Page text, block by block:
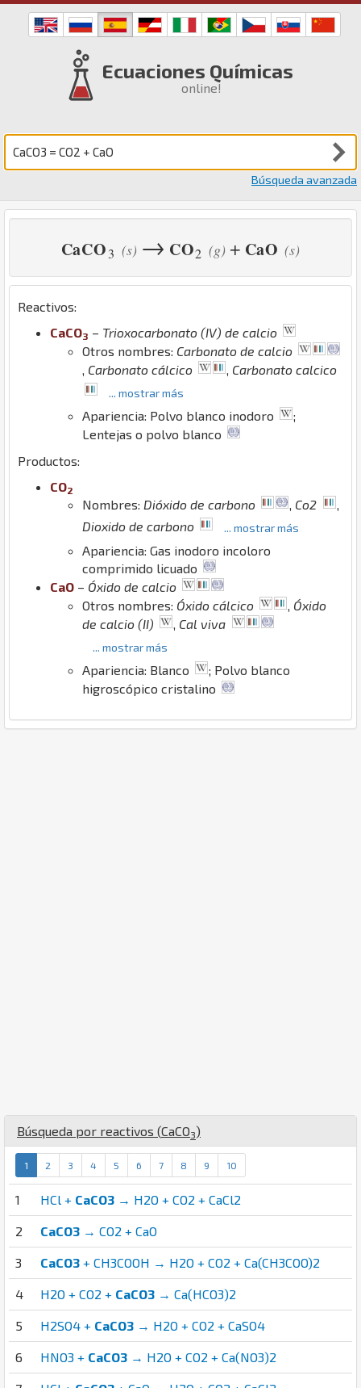
Ecuaciones Químicas
online!
Búsqueda avanzada
CaCO3 (s) → CO2 (g) + CaO (s)
Reactivos:
CaCO3 – Trioxocarbonato (IV) de calcio
Otros nombres: Carbonato de calcio
Carbonato cálcico Carbonato calcico
... mostrar más
Apariencia: Polvo blanco inodoro
;
Lentejas o polvo blanco
Productos:
CO2
Nombres: Dióxido de carbono , Co2
,
Dioxido de carbono
... mostrar más
Apariencia: Gas inodoro incoloro
comprimido licuado
CaO – Óxido de calcio
Otros nombres: Óxido cálcico , Óxido
de calcio (II)
, Cal viva
... mostrar más
Apariencia: Blanco
; Polvo blanco
higroscópico cristalino
Búsqueda por reactivos (CaCO3)
1 2 3 4 5 6 7 8 9 10
1 HCl + CaCO3 → H2O + CO2 + CaCl2
2 CaCO3 → CO2 + CaO
3 CaCO3 + CH3COOH → H2O + CO2 + Ca(CH3COO)2
4 H2O + CO2 + CaCO3 → Ca(HCO3)2
5 H2SO4 + CaCO3 → H2O + CO2 + CaSO4
6 HNO3 + CaCO3 → H2O + CO2 + Ca(NO3)2